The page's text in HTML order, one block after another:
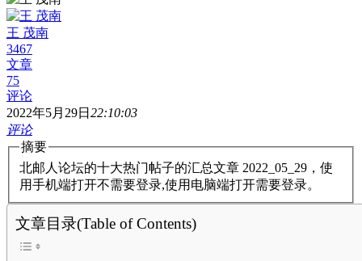
王 茂南
3467
文章
75
评论
2022年5月29日 22:10:03
评论
摘要
北邮人论坛的十大热门帖子的汇总文章 2022_05_29，使
用手机端打开不需要登录,使用电脑端打开需要登录。
文章目录(Table of Contents)